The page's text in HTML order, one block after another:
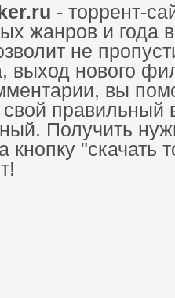
- торрент-
жанров и года
не
выход нового
вы
свой
Получить
кнопку "скачать